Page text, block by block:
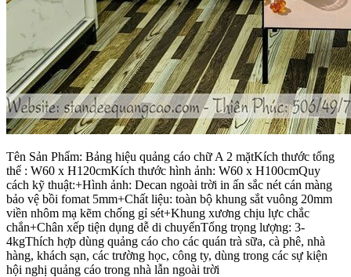
Tên Sản Phẩm: Bảng hiệu quảng cáo chữ A 2 mặtKích thước tổng
thể : W60 x H120cmKích thước hình ảnh: W60 x H100cmQuy
cách kỹ thuật:+Hình ảnh: Decan ngoài trời in ấn sắc nét cán màng
bảo vệ bồi fomat 5mm+Chất liệu: toàn bộ khung sắt vuông 20mm
viền nhôm mạ kẽm chống gỉ sét+Khung xương chịu lực chắc
chắn+Chân xếp tiện dụng dễ di chuyểnTổng trọng lượng: 3-
4kgThích hợp dùng quảng cáo cho các quán trà sữa, cà phê, nhà
hàng, khách sạn, các trường học, công ty, dùng trong các sự kiện
hội nghị quảng cáo trong nhà lẫn ngoài trời